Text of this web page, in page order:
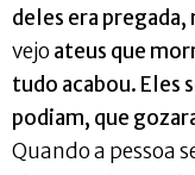
deles era pregada,
vejo ateus que
tudo acabou. Eles
podiam, que
Quando a pessoa